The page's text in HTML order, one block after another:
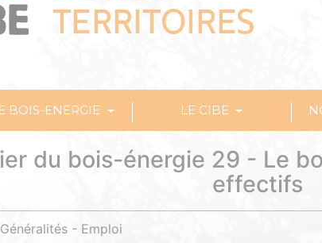
BOIS-ENERGIE LE CIBE
du bois-énergie 29 - Le
effectifs
- Emploi